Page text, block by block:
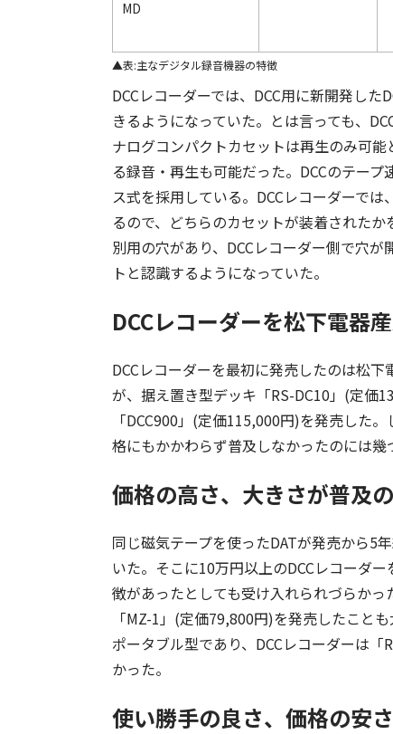
MD
表:主なデジタル録音機器の特徴
DCCレコーダーでは、DCC用に新開発し
きるようになっていた。とは言っても、
ナログコンパクトカセットは再生のみ可
る録音・再生も可能だった。DCCのテー
ス式を採用している。DCCレコーダーで
るので、どちらのカセットが装着された
別用の穴があり、DCCレコーダー側で穴
トと認識するようになっていた。
DCCレコーダーを松下電器
DCCレコーダーを最初に発売したのは松
が、据え置き型デッキ「RS-DC10」(定価
「DCC900」(定価115,000円)を発売した
格にもかかわらず普及しなかったのには幾
価格の高さ、大きさが普及
同じ磁気テープを使ったDATが発売から5
いた。そこに10万円以上のDCCレコーダ
徴があったとしても受け入れられづらか
「MZ-1」(定価79,800円)を発売したこと
ポータブル型であり、DCCレコーダーは
かった。
使い勝手の良さ、価格の安